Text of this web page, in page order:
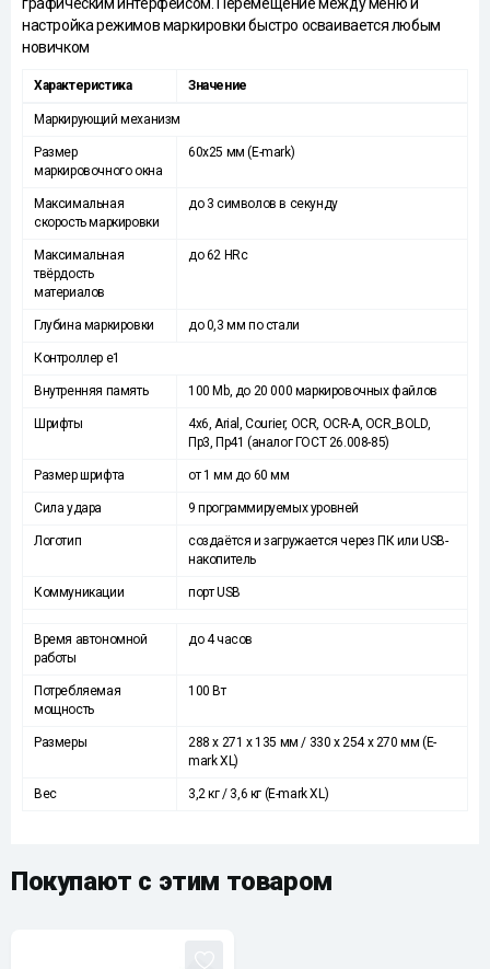
настройка режимов маркировки быстро осваивается любым
новичком
Характеристика Значение
Маркирующий механизм
Размер
маркировочного окна
60x25 мм (E-mark)
Максимальная
скорость маркировки
до 3 символов в секунду
Максимальная
твёрдость
материалов
до 62 HRc
Глубина маркировки до 0,3 мм по стали
Контроллер e1
Внутренняя память 100 Mb, до 20 000 маркировочных файлов
Шрифты
4x6, Arial, Courier, OCR, OCR-A, OCR_BOLD,
Пр3, Пр41 (аналог ГОСТ 26.008-85)
Размер шрифта от 1 мм до 60 мм
Сила удара 9 программируемых уровней
Логотип
создаётся и загружается через ПК или USB-
накопитель
Коммуникации порт USB
Время автономной
работы
до 4 часов
Потребляемая
мощность
100 Вт
Размеры
288 x 271 x 135 мм / 330 х 254 х 270 мм (E-
mark XL)
Вес 3,2 кг / 3,6 кг (E-mark XL)
Покупают с этим товаром